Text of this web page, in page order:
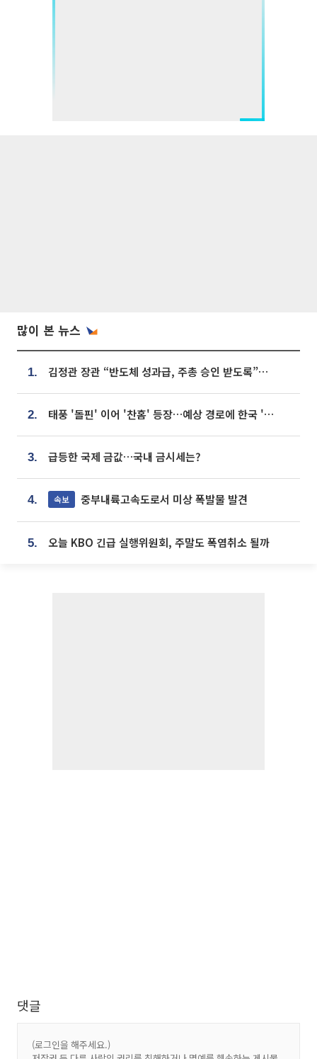
많이 본 뉴스
1. 김정관 장관 “반도체 성과급, 주총 승인 받도록”…상법·자본시장법 개정 시사
2. 태풍 '돌핀' 이어 '찬홈' 등장…예상 경로에 한국 '한숨'
3. 급등한 국제 금값…국내 금시세는?
4. 속보 중부내륙고속도로서 미상 폭발물 발견
5. 오늘 KBO 긴급 실행위원회, 주말도 폭염취소 될까
댓글